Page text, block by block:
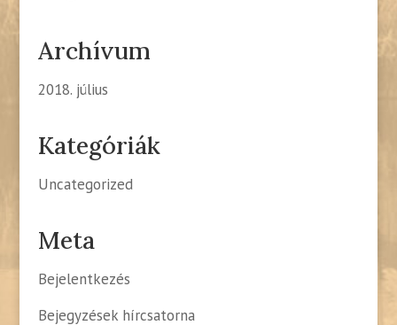
Archívum
2018. július
Kategóriák
Uncategorized
Meta
Bejelentkezés
Bejegyzések hírcsatorna